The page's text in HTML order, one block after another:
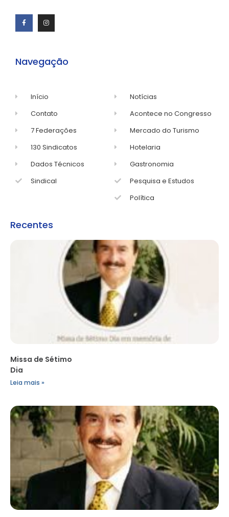
Navegação
Início
Contato
7 Federações
130 Sindicatos
Dados Técnicos
Sindical
Notícias
Acontece no Congresso
Mercado do Turismo
Hotelaria
Gastronomia
Pesquisa e Estudos
Política
Recentes
Missa de Sétimo
Dia
Leia mais »